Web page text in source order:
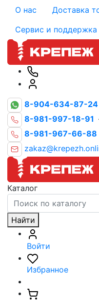
О нас Доставка
Сервис и поддержка
8-904-634-87-24
8-981-997-18-91
8-981-967-66-88
Каталог
Найти
Войти
Избранное